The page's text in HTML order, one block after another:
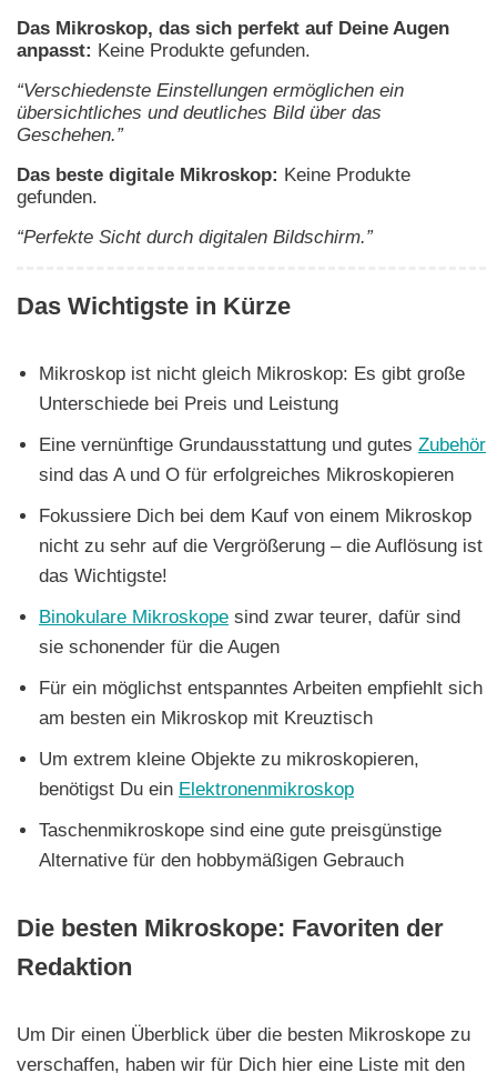
Das Mikroskop, das sich perfekt auf Deine Augen
anpasst: Keine Produkte gefunden.
“Verschiedenste Einstellungen ermöglichen ein
übersichtliches und deutliches Bild über das
Geschehen.”
Das beste digitale Mikroskop: Keine Produkte
gefunden.
“Perfekte Sicht durch digitalen Bildschirm.”
Das Wichtigste in Kürze
Mikroskop ist nicht gleich Mikroskop: Es gibt große
Unterschiede bei Preis und Leistung
Eine vernünftige Grundausstattung und gutes Zubehör
sind das A und O für erfolgreiches Mikroskopieren
Fokussiere Dich bei dem Kauf von einem Mikroskop
nicht zu sehr auf die Vergrößerung – die Auflösung ist
das Wichtigste!
Binokulare Mikroskope sind zwar teurer, dafür sind
sie schonender für die Augen
Für ein möglichst entspanntes Arbeiten empfiehlt sich
am besten ein Mikroskop mit Kreuztisch
Um extrem kleine Objekte zu mikroskopieren,
benötigst Du ein Elektronenmikroskop
Taschenmikroskope sind eine gute preisgünstige
Alternative für den hobbymäßigen Gebrauch
Die besten Mikroskope: Favoriten der
Redaktion
Um Dir einen Überblick über die besten Mikroskope zu
verschaffen, haben wir für Dich hier eine Liste mit den